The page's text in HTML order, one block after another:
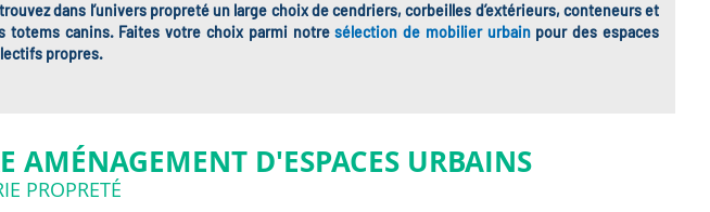
dans l’univers propreté un large choix de cendriers, corbeilles d’extérieurs, conteneurs et
totems canins. Faites votre choix parmi notresélection de mobilier urbainpour des espaces
propres.
AMÉNAGEMENT D'ESPACES URBAINS
PROPRETÉ